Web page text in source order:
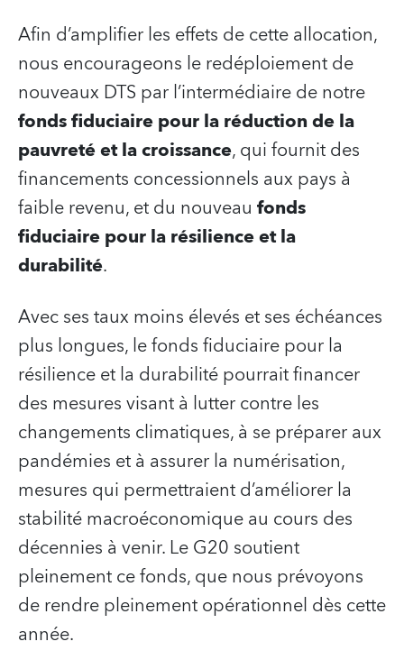
Afin d’amplifier les effets de cette allocation,
nous encourageons le redéploiement de
nouveaux DTS par l’intermédiaire de notre
fonds fiduciaire pour la réduction de la
pauvreté et la croissance, qui fournit des
financements concessionnels aux pays à
faible revenu, et du nouveau fonds
fiduciaire pour la résilience et la
durabilité.
Avec ses taux moins élevés et ses échéances
plus longues, le fonds fiduciaire pour la
résilience et la durabilité pourrait financer
des mesures visant à lutter contre les
changements climatiques, à se préparer aux
pandémies et à assurer la numérisation,
mesures qui permettraient d’améliorer la
stabilité macroéconomique au cours des
décennies à venir. Le G20 soutient
pleinement ce fonds, que nous prévoyons
de rendre pleinement opérationnel dès cette
année.